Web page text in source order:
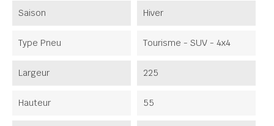
Saison Hiver
Type Pneu Tourisme - SUV - 4x4
Largeur 225
Hauteur 55